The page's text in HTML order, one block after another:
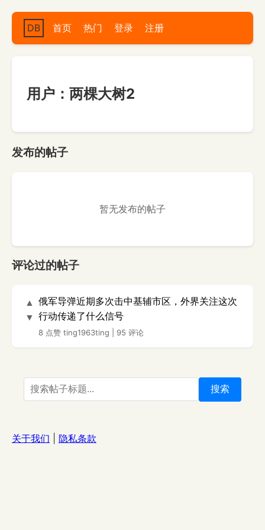
DB 首页 热门 登录 注册
用户：两棵大树2
发布的帖子
暂无发布的帖子
评论过的帖子
▲
▼
俄军导弹近期多次击中基辅市区，外界关注这次
行动传递了什么信号
8 点赞 ting1963ting 95 评论
搜索
关于我们 隐私条款